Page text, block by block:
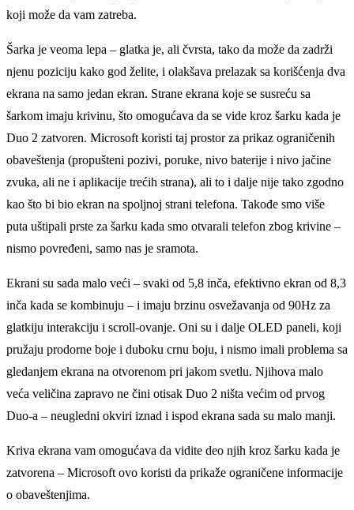
koji može da vam zatreba.
Šarka je veoma lepa – glatka je, ali čvrsta, tako da može da zadrži
njenu poziciju kako god želite, i olakšava prelazak sa korišćenja dva
ekrana na samo jedan ekran. Strane ekrana koje se susreću sa
šarkom imaju krivinu, što omogućava da se vide kroz šarku kada je
Duo 2 zatvoren. Microsoft koristi taj prostor za prikaz ograničenih
obaveštenja (propušteni pozivi, poruke, nivo baterije i nivo jačine
zvuka, ali ne i aplikacije trećih strana), ali to i dalјe nije tako zgodno
kao što bi bio ekran na spolјnoj strani telefona. Takođe smo više
puta uštipali prste za šarku kada smo otvarali telefon zbog krivine –
nismo povređeni, samo nas je sramota.
Ekrani su sada malo veći – svaki od 5,8 inča, efektivno ekran od 8,3
inča kada se kombinuju – i imaju brzinu osvežavanja od 90Hz za
glatkiju interakciju i scroll-ovanje. Oni su i dalјe OLED paneli, koji
pružaju prodorne boje i duboku crnu boju, i nismo imali problema sa
gledanjem ekrana na otvorenom pri jakom svetlu. Nјihova malo
veća veličina zapravo ne čini otisak Duo 2 ništa većim od prvog
Duo-a – neugledni okviri iznad i ispod ekrana sada su malo manji.
Kriva ekrana vam omogućava da vidite deo njih kroz šarku kada je
zatvorena – Microsoft ovo koristi da prikaže ograničene informacije
o obaveštenjima.